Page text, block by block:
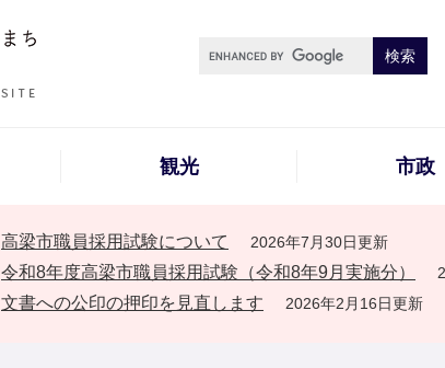
観光 市政
高梁市職員採用試験について 2026年7月30日更新
令和8年度高梁市職員採用試験（令和8年9月実施分）
文書への公印の押印を見直します 2026年2月16日更新